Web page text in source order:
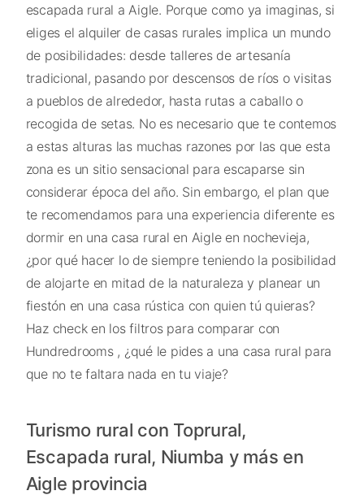
escapada rural a Aigle. Porque como ya imaginas, si
eliges el alquiler de casas rurales implica un mundo
de posibilidades: desde talleres de artesanía
tradicional, pasando por descensos de ríos o visitas
a pueblos de alrededor, hasta rutas a caballo o
recogida de setas. No es necesario que te contemos
a estas alturas las muchas razones por las que esta
zona es un sitio sensacional para escaparse sin
considerar época del año. Sin embargo, el plan que
te recomendamos para una experiencia diferente es
dormir en una casa rural en Aigle en nochevieja,
¿por qué hacer lo de siempre teniendo la posibilidad
de alojarte en mitad de la naturaleza y planear un
fiestón en una casa rústica con quien tú quieras?
Haz check en los filtros para comparar con
Hundredrooms , ¿qué le pides a una casa rural para
que no te faltara nada en tu viaje?
Turismo rural con Toprural,
Escapada rural, Niumba y más en
Aigle provincia